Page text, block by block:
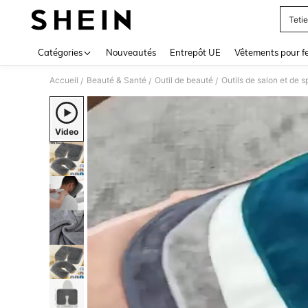
Catégories Nouveautés Entrepôt UE Vêtements pour
Accueil / Beauté & Santé / Outil de beauté / Outils de salon et de
Video